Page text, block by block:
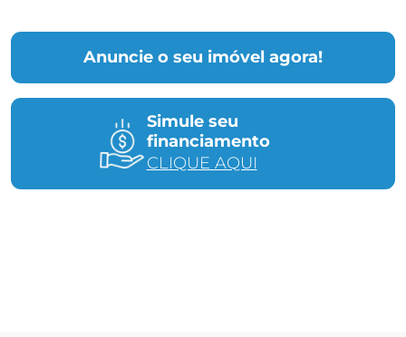
Anuncie o seu imóvel agora!
Simule seu
financiamento
CLIQUE AQUI